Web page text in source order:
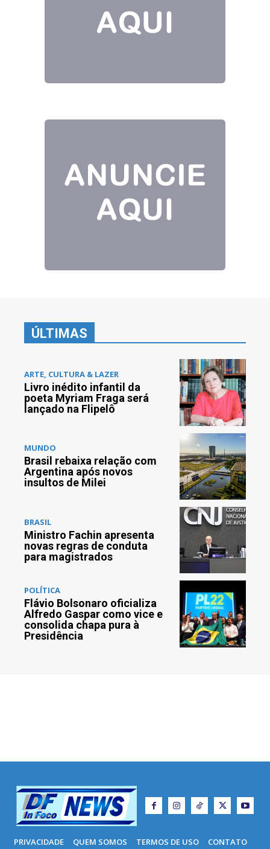
ÚLTIMAS
ARTE, CULTURA & LAZER
Livro inédito infantil da
poeta Myriam Fraga será
lançado na Flipelô
MUNDO
Brasil rebaixa relação com
Argentina após novos
insultos de Milei
BRASIL
Ministro Fachin apresenta
novas regras de conduta
para magistrados
POLÍTICA
Flávio Bolsonaro oficializa
Alfredo Gaspar como vice e
consolida chapa pura à
Presidência
PRIVACIDADE QUEM SOMOS TERMOS DE USO
CONTATO